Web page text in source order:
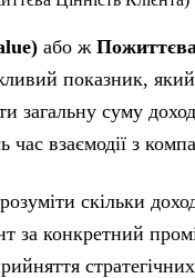
або ж
показник, який
загальну суму
час взаємодії з
скільки
за конкретний